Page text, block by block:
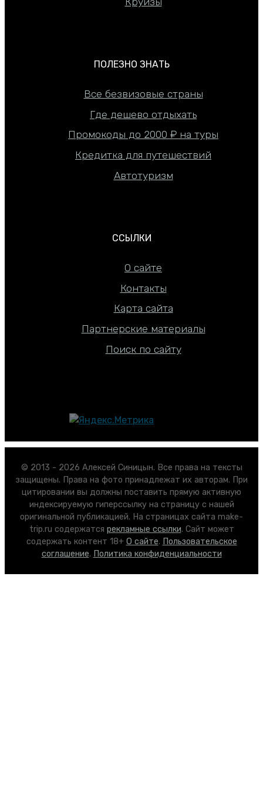
ПОЛЕЗНО ЗНАТЬ
Все безвизовые страны
Где дешево отдыхать
Промокоды до 2000 ₽ на туры
Кредитка для путешествий
Автотуризм
ССЫЛКИ
О сайте
Контакты
Карта сайта
Партнерские материалы
Поиск по сайту
© 2013 - 2026 Алексей Синицын. Все права на тексты
защищены. Права на фото принадлежат их авторам. При
цитировании вы должны поставить прямую активную
индексируемую гиперссылку на страницу с нашей
оригинальной публикацией. На страницах сайта make-
trip.ru содержатся рекламные ссылки. Сайт может
содержать контент 18+ О сайте. Пользовательское
соглашение. Политика конфиденциальности